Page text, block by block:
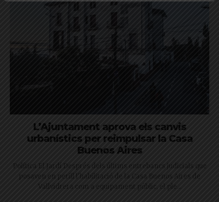
L’Ajuntament aprova els canvis
urbanístics per reimpulsar la Casa
Buenos Aires
Política El Jardí Després dels últims entrebancs judicials que
posaven en perill l'habilitació de la Casa Buenos Aires de
Vallvidrera com a equipament públic, el ple...